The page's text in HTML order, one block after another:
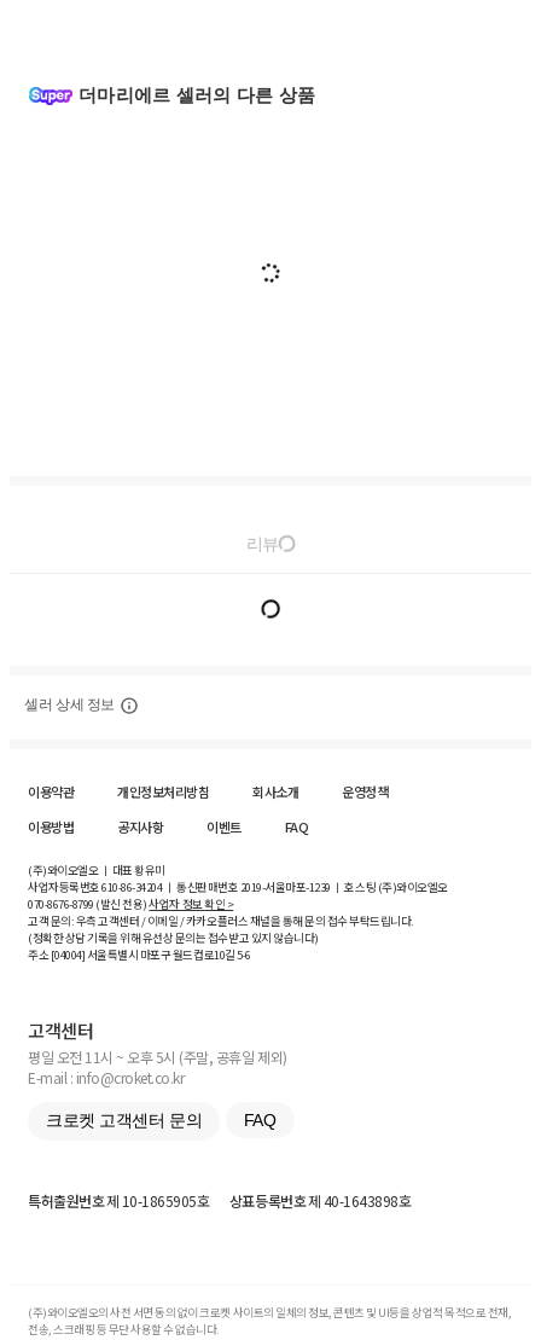
더마리에르 셀러의 다른 상품
리뷰
셀러 상세 정보
이용약관 개인정보처리방침 회사소개
운영정책
이용방법
공지사항 이벤트 FAQ
(주)와이오엘오 ㅣ 대표 황유미
사업자등록번호610-86-34204ㅣ 통신판매번호 2019-서울마포-1239 ㅣ 호스팅 (주)와이오엘오
070-8676-8799 (발신 전용)사업자 정보 확인 >
고객 문의: 우측 고객센터 / 이메일 / 카카오플러스 채널을 통해 문의 접수 부탁드립니다.
(정확한 상담 기록을 위해 유선상 문의는 접수받고 있지 않습니다)
주소 [04004] 서울특별시 마포구 월드컵로10길5-6
고객센터
평일 오전 11시 ~ 오후 5시 (주말, 공휴일 제외)
E-mail : info@croket.co.kr
크로켓 고객센터 문의 FAQ
특허출원번호제 10-1865905호 상표등록번호제 40-1643898호
(주)와이오엘오의 사전 서면 동의 없이 크로켓 사이트의 일체의 정보, 콘텐츠 및 UI등을 상업적 목적으로 전재,
전송, 스크래핑 등 무단 사용할 수 없습니다.